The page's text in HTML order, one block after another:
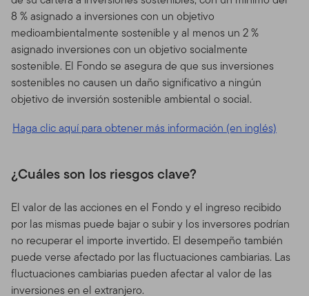
8 % asignado a inversiones con un objetivo
medioambientalmente sostenible y al menos un 2 %
asignado inversiones con un objetivo socialmente
sostenible. El Fondo se asegura de que sus inversiones
sostenibles no causen un daño significativo a ningún
objetivo de inversión sostenible ambiental o social.
Haga clic aquí para obtener más información (en inglés)
¿Cuáles son los riesgos clave?
El valor de las acciones en el Fondo y el ingreso recibido
por las mismas puede bajar o subir y los inversores podrían
no recuperar el importe invertido. El desempeño también
puede verse afectado por las fluctuaciones cambiarias. Las
fluctuaciones cambiarias pueden afectar al valor de las
inversiones en el extranjero.